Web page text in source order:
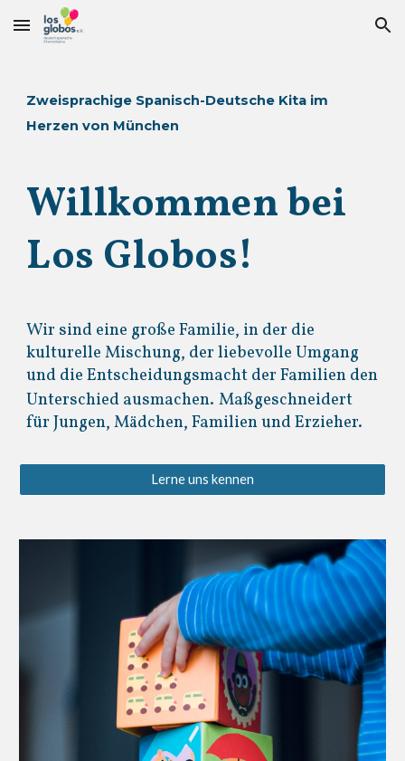
Skip to main content Skip to navigation
Zweisprachige Spanisch-Deutsche Kita im
Herzen von München
Willkommen bei
Los Globos!
Wir sind eine große Familie, in der die
kulturelle Mischung, der liebevolle Umgang
und die Entscheidungsmacht der Familien den
Unterschied ausmachen. Maßgeschneidert
für Jungen, Mädchen, Familien und Erzieher.
Lerne uns kennen